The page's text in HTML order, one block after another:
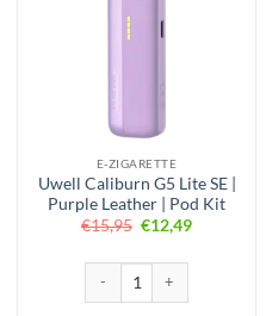
E-ZIGARETTE
Uwell Caliburn G5 Lite SE |
Purple Leather | Pod Kit
€15,95 Ursprünglicher
Preis
€12,49Aktueller